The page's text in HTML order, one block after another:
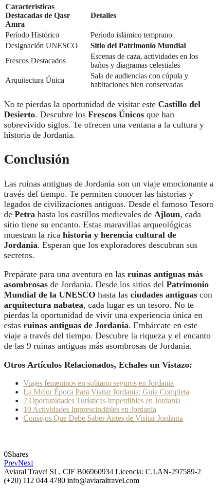
Características
Destacadas de Qasr
Amra
Detalles
Período Histórico
Período islámico temprano
Designación UNESCO
Sitio del Patrimonio Mundial
Frescos Destacados
Escenas de caza, actividades en los
baños y diagramas celestiales
Arquitectura Única
Sala de audiencias con cúpula y
habitaciones bien conservadas
No te pierdas la oportunidad de visitar este Castillo del
Desierto. Descubre los Frescos Únicos que han
sobrevivido siglos. Te ofrecen una ventana a la cultura y
historia de Jordania.
Conclusión
Las ruinas antiguas de Jordania son un viaje emocionante a
través del tiempo. Te permiten conocer las historias y
legados de civilizaciones antiguas. Desde el famoso Tesoro
de Petra hasta los castillos medievales de Ajloun, cada
sitio tiene su encanto. Estas maravillas arqueológicas
muestran la rica historia y herencia cultural de
Jordania. Esperan que los exploradores descubran sus
secretos.
Prepárate para una aventura en las ruinas antiguas más
asombrosas de Jordania. Desde los sitios del Patrimonio
Mundial de la UNESCO hasta las ciudades antiguas con
arquitectura nabatea, cada lugar es un tesoro. No te
pierdas la oportunidad de vivir una experiencia única en
estas ruinas antiguas de Jordania. Embárcate en este
viaje a través del tiempo. Descubre la riqueza y el encanto
de las 9 ruinas antiguas más asombrosas de Jordania.
Otros Artículos Relacionados, Echales un Vistazo:
Viajes femeninos en solitario seguros en Jordania
La Mejor Época Para Visitar Jordania: Guía Completa
7 Oportunidades Turísticas Imperdibles en Jordania
10 Actividades Imprescindibles en Jordania
Consejos Que Debe Saber Antes de Visitar Jordania
0Shares
PrevNext
Aviaral Travel SL, CIF B06960934 Licencia: C.I.AN-297589-2
(+20) 112 044 4780 info@aviaraltravel.com